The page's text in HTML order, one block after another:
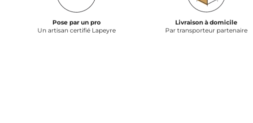
Pose par un pro
Un artisan certifié Lapeyre
Livraison à domicile
Par transporteur partenaire